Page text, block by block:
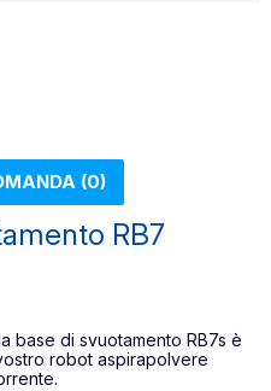
(0)
RB7
base di svuotamento RB7s è
robot aspirapolvere